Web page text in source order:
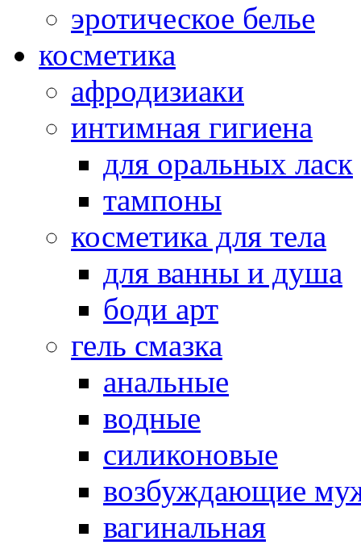
эротическое белье
косметика
афродизиаки
интимная гигиена
для оральных ласк
тампоны
косметика для тела
для ванны и душа
боди арт
гель смазка
анальные
водные
силиконовые
возбуждающие
вагинальная